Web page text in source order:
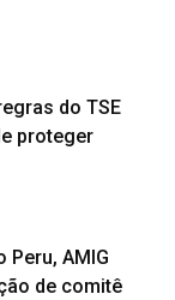
do TSE
proteger
Peru, AMIG
de comitê